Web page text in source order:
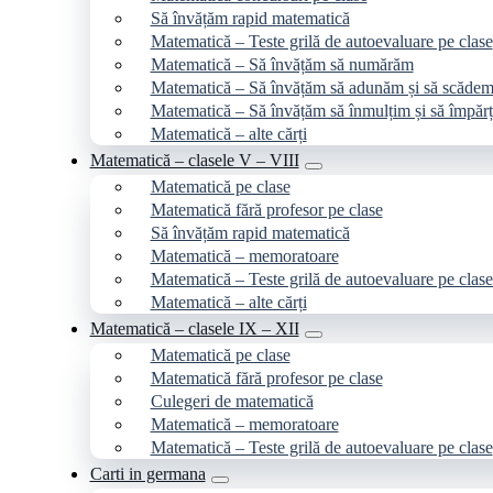
Să învățăm rapid matematică
Matematică – Teste grilă de autoevaluare pe clase
Matematică – Să învățăm să numărăm
Matematică – Să învățăm să adunăm și să scădem
Matematică – Să învățăm să înmulțim și să
Matematică – alte cărți
Matematică – clasele V – VIII
Matematică pe clase
Matematică fără profesor pe clase
Să învățăm rapid matematică
Matematică – memoratoare
Matematică – Teste grilă de autoevaluare pe
Matematică – alte cărți
Matematică – clasele IX – XII
Matematică pe clase
Matematică fără profesor pe clase
Culegeri de matematică
Matematică – memoratoare
Matematică – Teste grilă de autoevaluare pe clase
Carti in germana